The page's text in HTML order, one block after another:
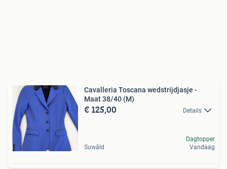
Cavalleria Toscana wedstrijdjasje -
Maat 38/40 (M)
€ 125,00 Details
Suwâld
Dagtopper
Vandaag